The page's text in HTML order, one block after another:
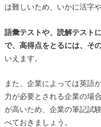
は難しいため、いかに活字
語彙テストや、読解テスト
で、高得点をとるには、そ
いえます。
また、企業によっては英語
力が必要とされる企業の場
が高いため、企業の筆記試
べておきましょう。